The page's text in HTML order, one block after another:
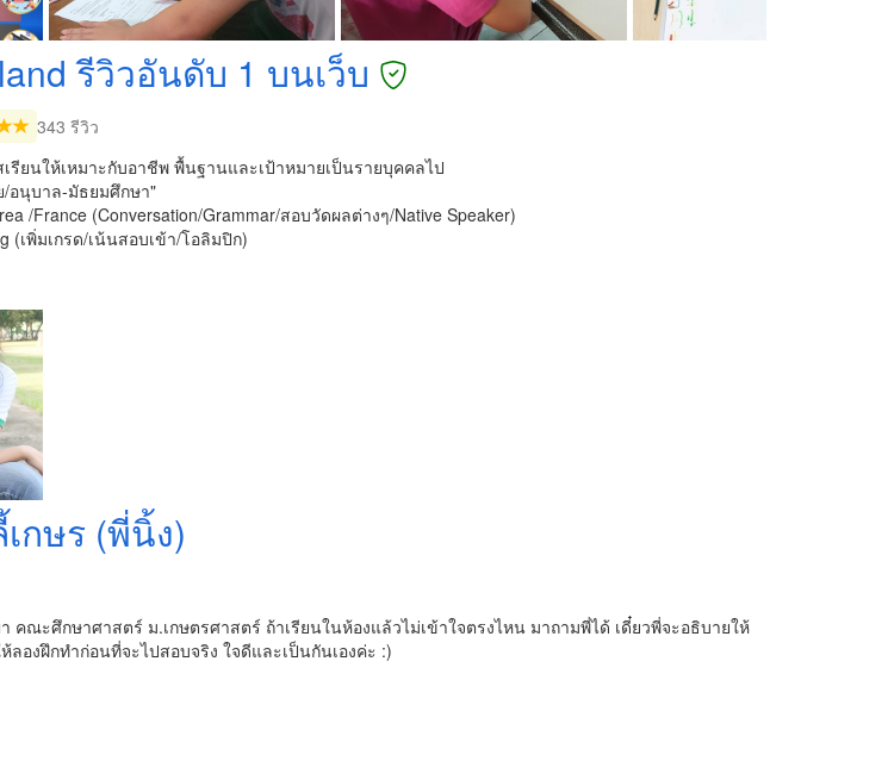
รีวิวอันดับ 1 บนเว็บ
343 รีวิว
รียนให้เหมาะกับอาชีพ พื้นฐานและเป้าหมายเป็นรายบุคคลไป
อนุบาล-มัธยมศึกษา"
/France (Conversation/Grammar/สอบวัดผลต่างๆ/Native Speaker)
เพิ่มเกรด/เน้นสอบเข้า/โอลิมปิก)
กษร (พี่นิ้ง)
คณะศึกษาศาสตร์ ม.เกษตรศาสตร์ ถ้าเรียนในห้องแล้วไม่เข้าใจตรงไหน มาถามพี่ได้ เดี๋ยวพี่จะอธิบายให้
องฝึกทำก่อนที่จะไปสอบจริง ใจดีและเป็นกันเองค่ะ :)